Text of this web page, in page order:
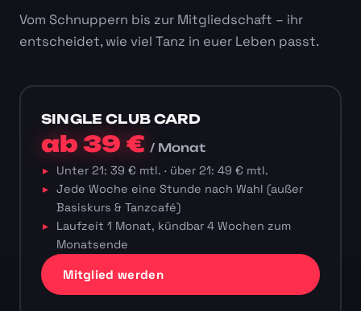
Vom Schnuppern bis zur Mitgliedschaft – ihr
entscheidet, wie viel Tanz in euer Leben passt.
SINGLE CLUB CARD
ab 39 €/ Monat
Unter 21: 39 € mtl. · über 21: 49 € mtl.
Jede Woche eine Stunde nach Wahl (außer
Basiskurs & Tanzcafé)
Laufzeit 1 Monat, kündbar 4 Wochen zum
Monatsende
Mitglied werden